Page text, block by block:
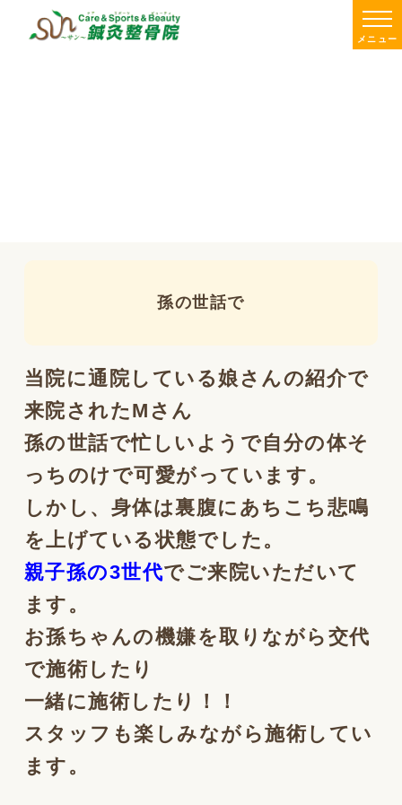
メニュー
孫の世話で
当院に通院している娘さんの紹介で
来院されたMさん
孫の世話で忙しいようで自分の体そ
っちのけで可愛がっています。
しかし、身体は裏腹にあちこち悲鳴
を上げている状態でした。
親子孫の3世代でご来院いただいて
ます。
お孫ちゃんの機嫌を取りながら交代
で施術したり
一緒に施術したり！！
スタッフも楽しみながら施術してい
ます。